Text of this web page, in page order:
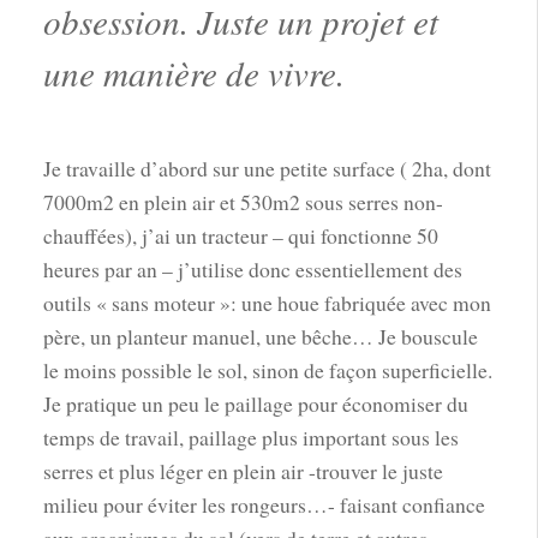
obsession. Juste un projet et
une manière de vivre.
Je travaille d’abord sur une petite surface ( 2ha, dont
7000m2 en plein air et 530m2 sous serres non-
chauffées), j’ai un tracteur – qui fonctionne 50
heures par an – j’utilise donc essentiellement des
outils « sans moteur »: une houe fabriquée avec mon
père, un planteur manuel, une bêche… Je bouscule
le moins possible le sol, sinon de façon superficielle.
Je pratique un peu le paillage pour économiser du
temps de travail, paillage plus important sous les
serres et plus léger en plein air -trouver le juste
milieu pour éviter les rongeurs…- faisant confiance